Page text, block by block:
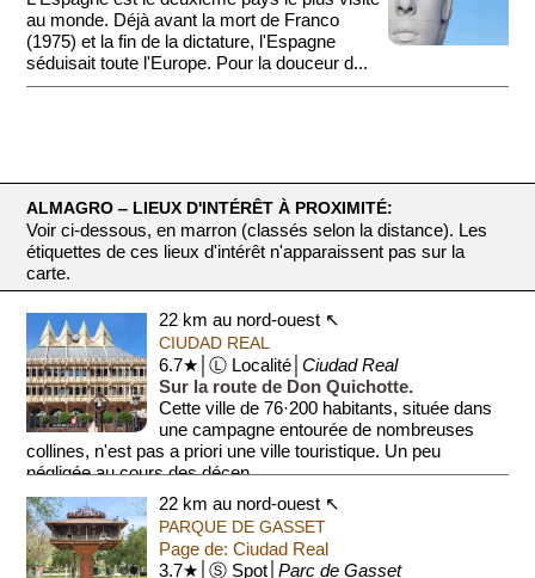
au monde. Déjà avant la mort de Franco
(1975) et la fin de la dictature, l'Espagne
séduisait toute l'Europe. Pour la douceur d...
ALMAGRO ‒ LIEUX D'INTÉRÊT À PROXIMITÉ:
Voir ci-dessous, en marron (classés selon la distance). Les
étiquettes de ces lieux d'intérêt n'apparaissent pas sur la
carte.
22 km au nord-ouest ↖
CIUDAD REAL
6.7★│Ⓛ Localité│Ciudad Real
Sur la route de Don Quichotte.
Cette ville de 76·200 habitants, située dans
une campagne entourée de nombreuses
collines, n'est pas a priori une ville touristique. Un peu
négligée au cours des décen...
22 km au nord-ouest ↖
PARQUE DE GASSET
Page de: Ciudad Real
3.7★│Ⓢ Spot│Parc de Gasset